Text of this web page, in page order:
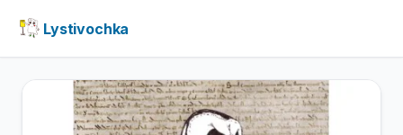
Lystivochka